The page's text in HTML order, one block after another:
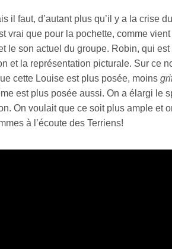
il faut, d’autant plus qu’il y a la crise
vrai que pour la pochette, comme
le son actuel du groupe. Robin, qui
et la représentation picturale. Sur ce
cette Louise est plus posée, moins
est plus posée aussi. On a élargi le
On voulait que ce soit plus ample et
à l’écoute des Terriens!